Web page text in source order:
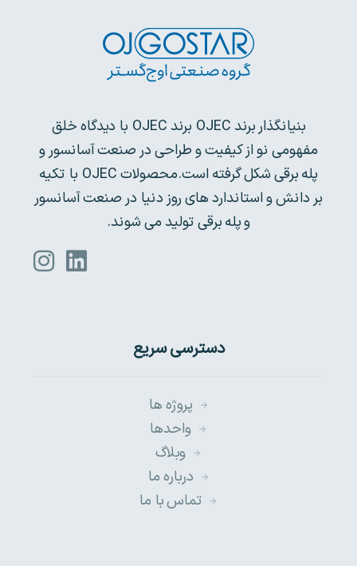
بنیانگذار برند OJEC برند OJEC با دیدگاه خلق
مفهومی نو از کیفیت و طراحی در صنعت آسانسور و
پله برقی شکل گرفته است.محصولات OJEC با تکیه
بر دانش و استاندارد های روز دنیا در صنعت آسانسور
و پله برقی تولید می شوند.
دسترسی سریع
پروژه ها
واحدها
وبلاگ
درباره ما
تماس با ما